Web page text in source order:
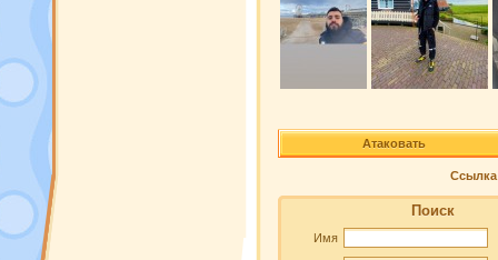
Атаковать
Ссылка
Поиск
Имя